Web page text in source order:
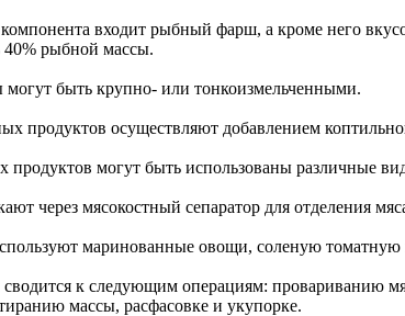
компонента входит рыбный фарш, а кроме него
40% рыбной массы.
быть крупно- или тонкоизмельченными.
продуктов осуществляют добавлением
продуктов могут быть использованы различные
через мясокостный сепаратор для отделения
маринованные овощи, соленую
сводится к следующим операциям:
массы, расфасовке и укупорке.